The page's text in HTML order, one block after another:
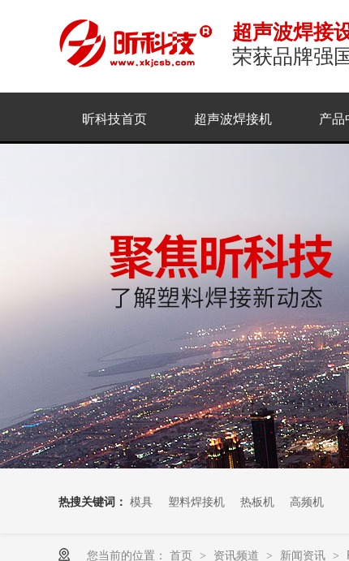
超声波焊接
荣获品牌强
昕科技首页 超声波焊接机 产品
热搜关键词： 模具 塑料焊接机 热板机 高频机
您当前的位置： 首页 > 资讯频道 > 新闻资讯 >